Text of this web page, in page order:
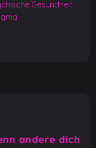
LiGesundheit
andere dich